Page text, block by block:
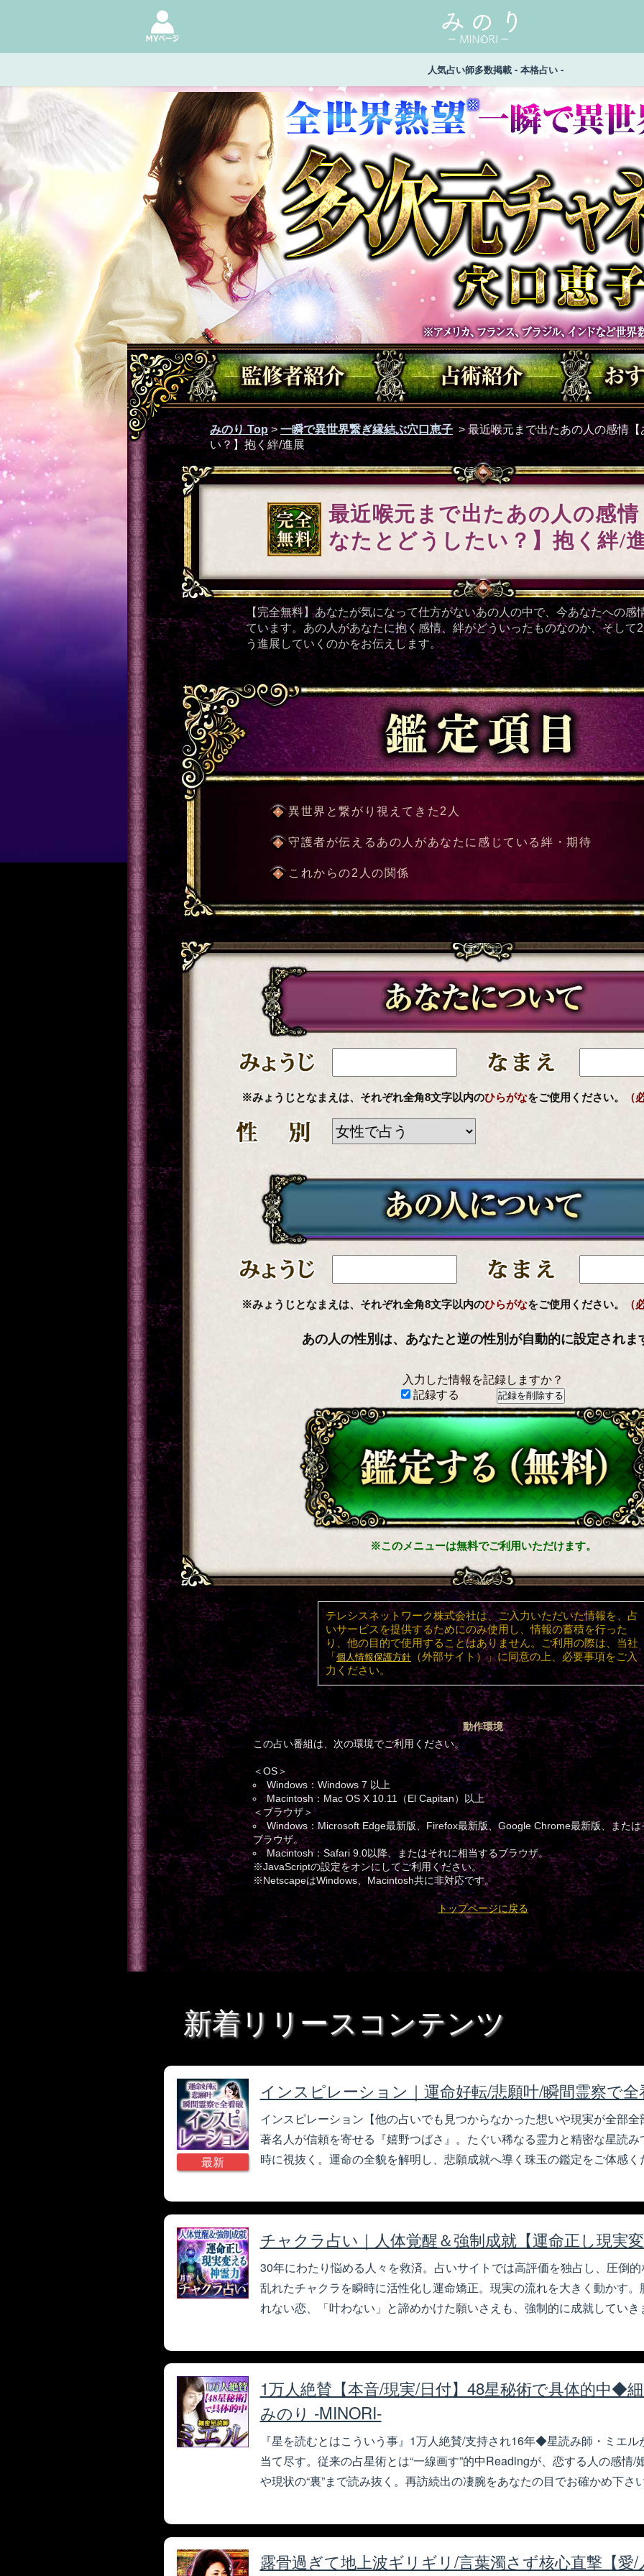
人気占い師多数掲載 - 本格占い -
みのり Top>一瞬で異世界繋ぎ縁結ぶ穴口恵子 >最近喉元まで出たあの人の感情
い？】抱く絆/進展
最近喉元まで出たあの人の感
なたとどうしたい？】抱く絆/
【完全無料】あなたが気になって仕方がないあの人の中で、今あなたへの感
ています。あの人があなたに抱く感情、絆がどういったものなのか、そして
う進展していくのかをお伝えします。
異世界と繋がり視えてきた2人
守護者が伝えるあの人があなたに感じている絆・期待
これからの2人の関係
※みょうじとなまえは、それぞれ全角8文字以内のひらがなをご使用ください。 （
※みょうじとなまえは、それぞれ全角8文字以内のひらがなをご使用ください。 （
あの人の性別は、あなたと逆の性別が自動的に設定されま
入力した情報を記録しますか？
記録する
※このメニューは無料でご利用いただけます。
テレシスネットワーク株式会社は、ご入力いただいた情報を、占
いサービスを提供するためにのみ使用し、情報の蓄積を行った
り、他の目的で使用することはありません。ご利用の際は、当社
「個人情報保護方針 （外部サイト）」に同意の上、必要事項をご入
力ください。
動作環境
この占い番組は、次の環境でご利用ください。
＜OS＞
Windows：Windows 7 以上
Macintosh：Mac OS X 10.11（El Capitan）以上
＜ブラウザ＞
Windows：Microsoft Edge最新版、Firefox最新版、Google Chrome最新版、または
ブラウザ。
Macintosh：Safari 9.0以降、またはそれに相当するブラウザ。
※JavaScriptの設定をオンにしてご利用ください。
※NetscapeはWindows、Macintosh共に非対応です。
トップページに戻る
新着リリースコンテンツ
最新
インスピレーション｜運命好転/悲願叶/瞬間霊察で
インスピレーション【他の占いでも見つからなかった想いや現実が全部
著名人が信頼を寄せる『嬉野つばさ』。たぐい稀なる霊力と精密な星読
時に視抜く。運命の全貌を解明し、悲願成就へ導く珠玉の鑑定をご体感く
チャクラ占い｜人体覚醒＆強制成就【運命正し現実
30年にわたり悩める人々を救済。占いサイトでは高評価を独占し、圧倒
乱れたチャクラを瞬時に活性化し運命矯正。現実の流れを大きく動かす
れない恋、「叶わない」と諦めかけた願いさえも、強制的に成就していき
1万人絶賛【本音/現実/日付】48星秘術で具体的中◆
みのり -MINORI-
『星を読むとはこういう事』1万人絶賛/支持され16年◆星読み師・ミエ
当て尽す。従来の占星術とは“一線画す”的中Readingが、恋する人の感情/
や現状の“裏”まで読み抜く。再訪続出の凄腕をあなたの目でお確かめ下さ
露骨過ぎて地上波ギリギリ/言葉濁さず核心直撃【愛/